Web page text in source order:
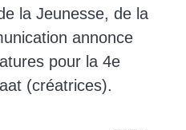
la Jeunesse, de la
annonce
pour la 4e
(créatrices).